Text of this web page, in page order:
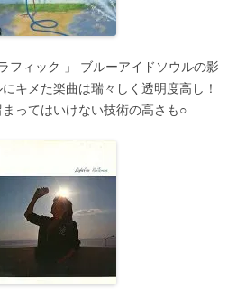
フィック 」 ブルーアイドソウルの影
キメた楽曲は瑞々しく透明度高し！
ってはいけない技術の高さも○